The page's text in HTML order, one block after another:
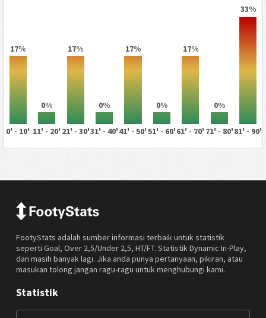
17%
0%
17%
0%
17%
0%
17%
0%
33%
0' - 10' 11' - 20' 21' - 30'31' - 40'41' - 50'51' - 60'61' - 70' 71' - 80'81' - 90'
FootyStats adalah sumber informasi terbaik untuk statistik
seperti Goal, Over 2,5/Under 2,5, HT/FT. Statistik Dynamic In-Play,
dan masih banyak lagi. Jika anda punya pertanyaan, pikiran, atau
masukan tolong jangan ragu-ragu untuk menghubungi kami.
Statistik